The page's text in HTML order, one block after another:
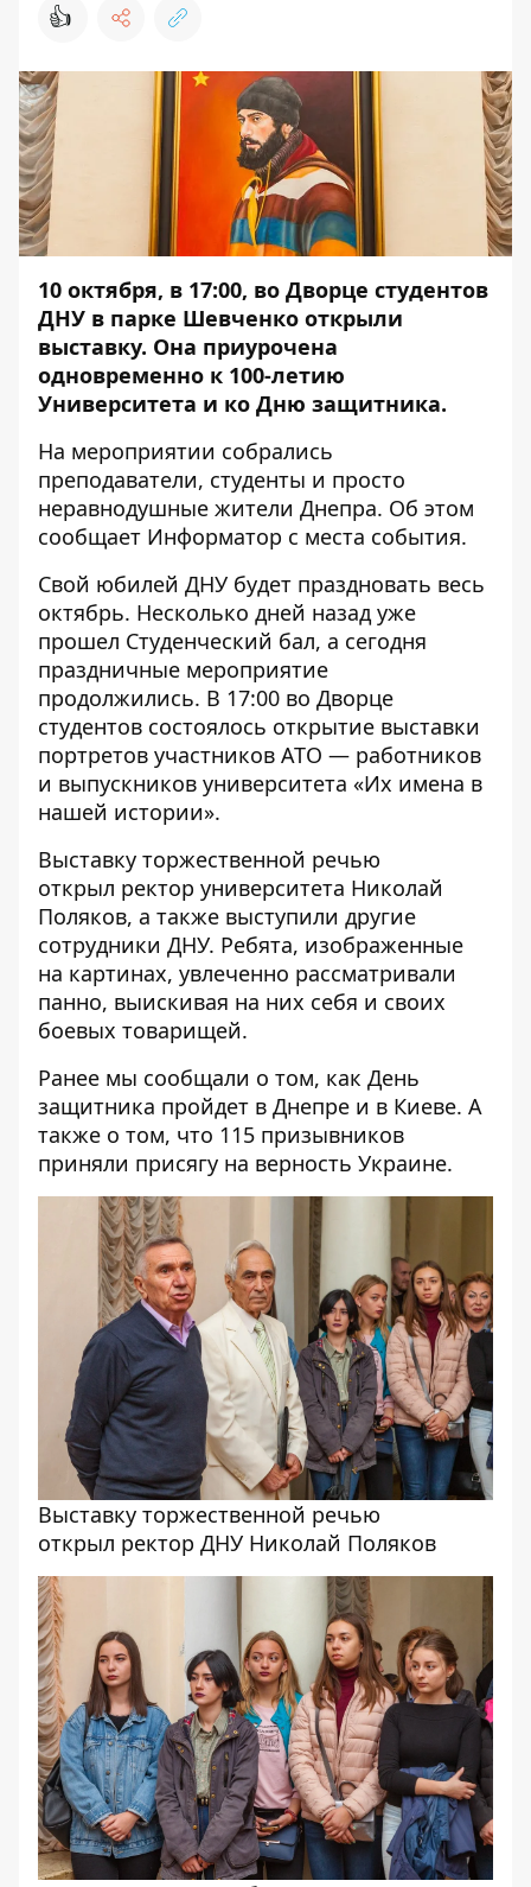
👍
10 октября, в 17:00, во Дворце студентов
ДНУ в парке Шевченко открыли
выставку. Она приурочена
одновременно к 100-летию
Университета и ко Дню защитника.
На мероприятии собрались
преподаватели, студенты и просто
неравнодушные жители Днепра. Об этом
сообщает Информатор с места события.
Свой юбилей ДНУ будет праздновать весь
октябрь. Несколько дней назад уже
прошел Студенческий бал, а сегодня
праздничные мероприятие
продолжились. В 17:00 во Дворце
студентов состоялось открытие выставки
портретов участников АТО — работников
и выпускников университета «Их имена в
нашей истории».
Выставку торжественной речью
открыл ректор университета Николай
Поляков, а также выступили другие
сотрудники ДНУ. Ребята, изображенные
на картинах, увлеченно рассматривали
панно, выискивая на них себя и своих
боевых товарищей.
Ранее мы сообщали о том, как День
защитника пройдет в Днепре и в Киеве. А
также о том, что 115 призывников
приняли присягу на верность Украине.
Выставку торжественной речью
открыл ректор ДНУ Николай Поляков